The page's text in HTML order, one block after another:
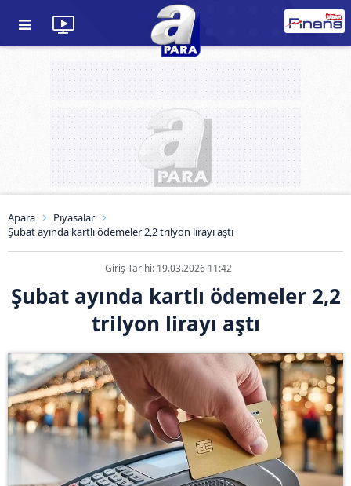
Apara
Piyasalar
Şubat ayında kartlı ödemeler 2,2 trilyon lirayı aştı
Giriş Tarihi: 19.03.2026 11:42
Şubat ayında kartlı ödemeler 2,2
trilyon lirayı aştı